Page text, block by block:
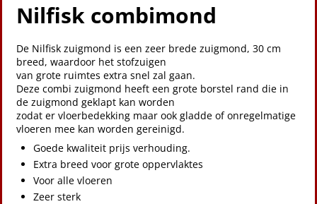
Nilfisk combimond
De Nilfisk zuigmond is een zeer brede zuigmond, 30 cm
breed, waardoor het stofzuigen
van grote ruimtes extra snel zal gaan.
Deze combi zuigmond heeft een grote borstel rand die in
de zuigmond geklapt kan worden
zodat er vloerbedekking maar ook gladde of onregelmatige
vloeren mee kan worden gereinigd.
Goede kwaliteit prijs verhouding.
Extra breed voor grote oppervlaktes
Voor alle vloeren
Zeer sterk